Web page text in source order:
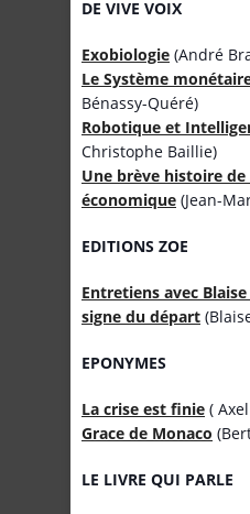
DE VIVE VOIX
Exobiologie (André
Le Système
Bénassy-Quéré)
Robotique et
Christophe Baillie)
Une brève histoire de
économique (Jean-
EDITIONS ZOE
Entretiens avec
signe du départ
EPONYMES
La crise est finie (
Grace de Monaco
LE LIVRE QUI PARLE